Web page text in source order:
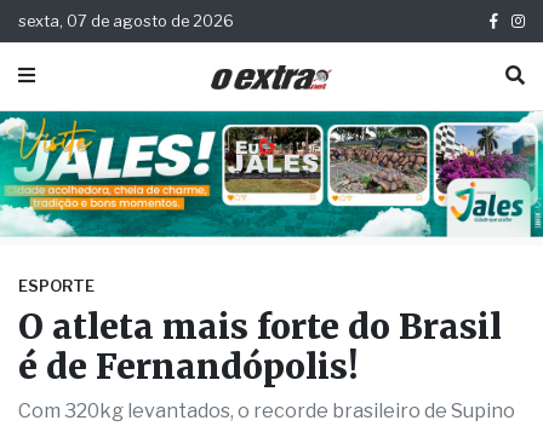
sexta, 07 de agosto de 2026
ESPORTE
O atleta mais forte do Brasil
é de Fernandópolis!
Com 320kg levantados, o recorde brasileiro de Supino